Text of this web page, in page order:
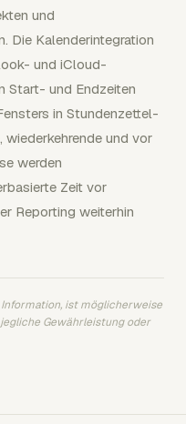
und
Die Kalenderintegration
und iCloud-
Start- und Endzeiten
in Stundenzettel-
wiederkehrende und vor
werden
Zeit vor
Reporting weiterhin
ist möglicherweise
Gewährleistung oder